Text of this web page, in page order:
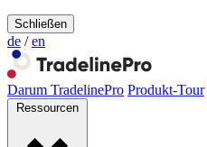
Schließen
de / en
Darum TradelinePro Produkt-Tour
Ressourcen